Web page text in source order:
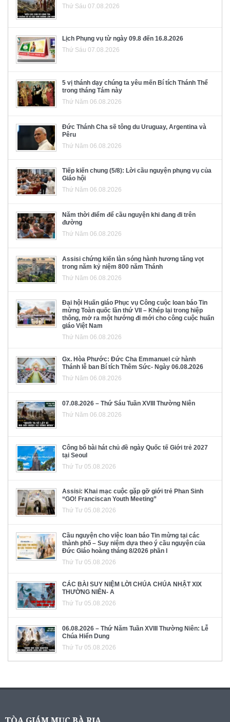
Thứ Sáu 07.08.2026
Lịch Phụng vụ từ ngày 09.8 đến 16.8.2026
Thứ Sáu 07.08.2026
5 vị thánh dạy chúng ta yêu mến Bí tích Thánh Thể
trong tháng Tám này
Thứ Năm 06.08.2026
Đức Thánh Cha sẽ tông du Uruguay, Argentina và
Pêru
Thứ Năm 06.08.2026
Tiếp kiến chung (5/8): Lời cầu nguyện phụng vụ của
Giáo hội
Thứ Năm 06.08.2026
Năm thời điểm để cầu nguyện khi đang đi trên
đường
Thứ Năm 06.08.2026
Assisi chứng kiến làn sóng hành hương tăng vọt
trong năm kỷ niệm 800 năm Thánh
Thứ Năm 06.08.2026
Đại hội Huấn giáo Phục vụ Công cuộc loan báo Tin
mừng Toàn quốc lần thứ VII – Khép lại trong hiệp
thông, mở ra một hướng đi mới cho công cuộc huấn
giáo Việt Nam
Thứ Năm 06.08.2026
Gx. Hòa Phước: Đức Cha Emmanuel cử hành
Thánh lễ ban Bí tích Thêm Sức- Ngày 06.08.2026
Thứ Năm 06.08.2026
07.08.2026 – Thứ Sáu Tuần XVIII Thường Niên
Thứ Năm 06.08.2026
Công bố bài hát chủ đề ngày Quốc tế Giới trẻ 2027
tại Seoul
Thứ Tư 05.08.2026
Assisi: Khai mạc cuộc gặp gỡ giới trẻ Phan Sinh
“GO! Franciscan Youth Meeting”
Thứ Tư 05.08.2026
Cầu nguyện cho việc loan báo Tin mừng tại các
thành phố – Suy niệm dựa theo ý cầu nguyện của
Đức Giáo hoàng tháng 8/2026 phần I
Thứ Tư 05.08.2026
CÁC BÀI SUY NIỆM LỜI CHÚA CHÚA NHẬT XIX
THƯỜNG NIÊN- A
Thứ Tư 05.08.2026
06.08.2026 – Thứ Năm Tuần XVIII Thường Niên: Lễ
Chúa Hiển Dung
Thứ Tư 05.08.2026